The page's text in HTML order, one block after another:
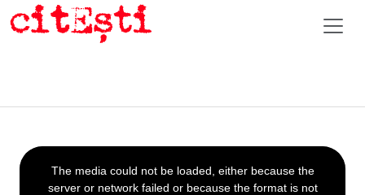
This
is
a
The media could not be loaded, either because the
server or network failed or because the format is not